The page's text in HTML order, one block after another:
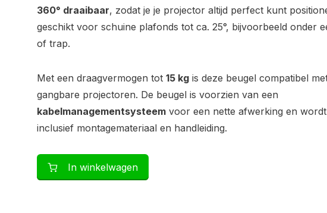
360° draaibaar, zodat je je projector altijd perfect kunt
geschikt voor schuine plafonds tot ca. 25°, bijvoorbeeld onder
of trap.
Met een draagvermogen tot 15 kg is deze beugel compatibel
gangbare projectoren. De beugel is voorzien van een
kabelmanagementsysteem voor een nette afwerking en
inclusief montagemateriaal en handleiding.
In winkelwagen